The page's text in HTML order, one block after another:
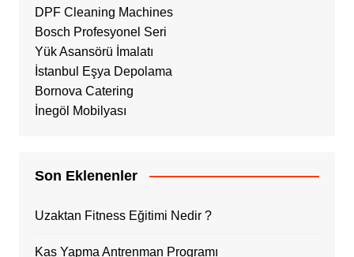
DPF Cleaning Machines
Bosch Profesyonel Seri
Yük Asansörü İmalatı
İstanbul Eşya Depolama
Bornova Catering
İnegöl Mobilyası
Son Eklenenler
Uzaktan Fitness Eğitimi Nedir ?
Kas Yapma Antrenman Programı